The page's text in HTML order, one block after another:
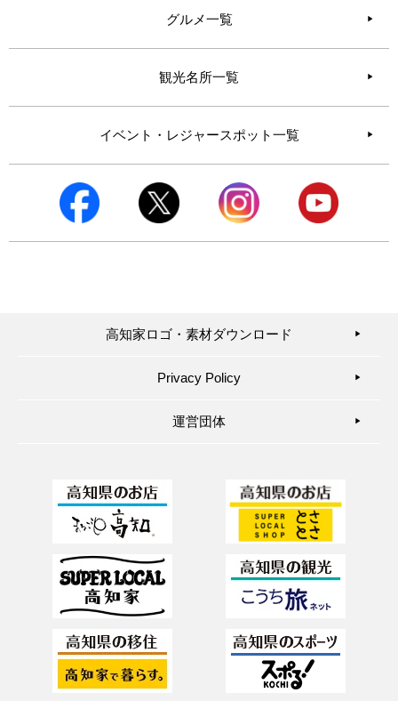
グルメ一覧
観光名所一覧
イベント・レジャースポット一覧
高知家ロゴ・素材ダウンロード ▶︎
Privacy Policy ▶︎
運営団体 ▶︎